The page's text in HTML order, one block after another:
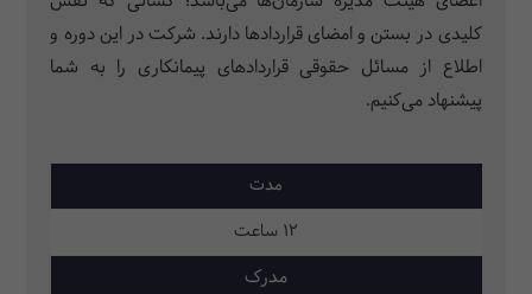
کلیدی در بستن و امضای قراردادها دارند. شرکت در این دوره و
اطلاع از مسائل حقوقی قراردادهای پیمانکاری را به شما
پیشنهاد می‌کنیم.
مدت
12 ساعت
مدرک